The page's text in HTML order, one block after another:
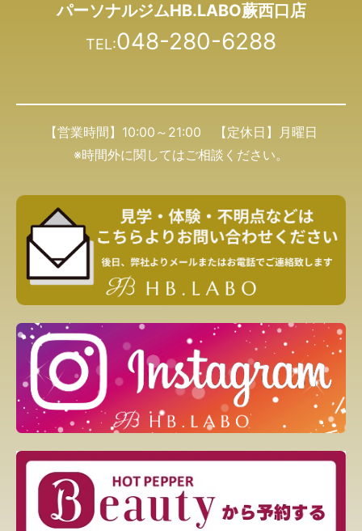
パーソナルジムHB.LABO蕨西口店
TEL:048-280-6288
【営業時間】10:00～21:00 【定休日】月曜日
※時間外に関してはご相談ください。